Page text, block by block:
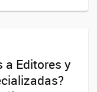
a Editores y